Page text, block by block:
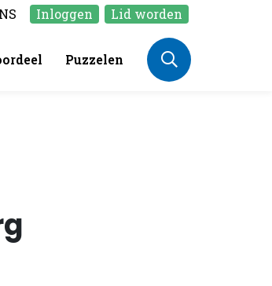
Inloggen Lid worden
Puzzelen